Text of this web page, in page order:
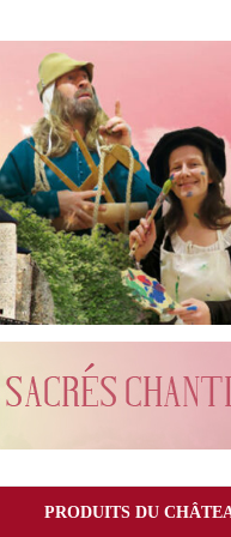
PRODUITS DU